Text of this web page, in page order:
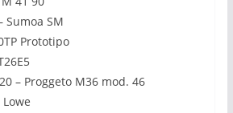
Sumoa SM
Prototipo
– Proggeto M36 mod. 46
Lowe